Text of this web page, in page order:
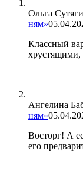
Ольга
ням»
Классный
хрустящими,
Ангелина
ням»
Восторг! А
его